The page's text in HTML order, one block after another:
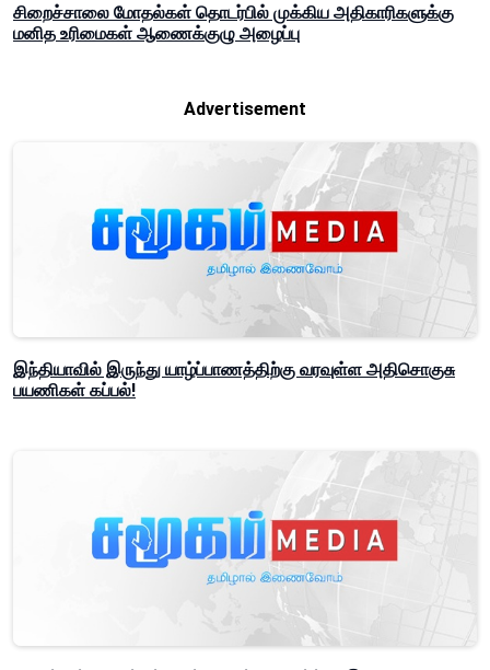
சிறைச்சாலை மோதல்கள் தொடர்பில் முக்கிய அதிகாரிகளுக்கு
மனித உரிமைகள் ஆணைக்குழு அழைப்பு
Advertisement
இந்தியாவில் இருந்து யாழ்ப்பாணத்திற்கு வரவுள்ள அதிசொகுசு
பயணிகள் கப்பல்!